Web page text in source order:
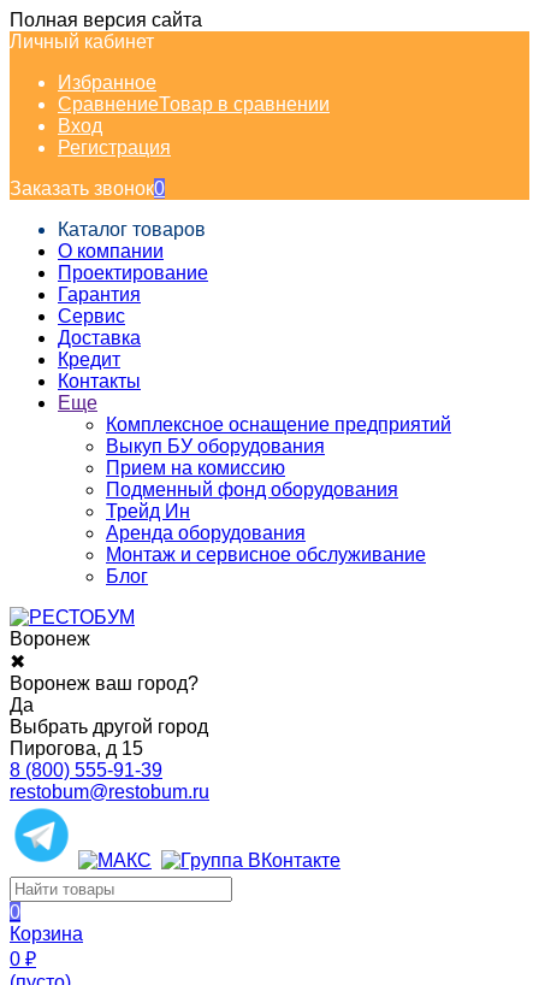
Полная версия сайта
Личный кабинет
Избранное
СравнениеТовар в сравнении
Вход
Регистрация
Заказать звонок0
Каталог товаров
О компании
Проектирование
Гарантия
Сервис
Доставка
Кредит
Контакты
Еще
Комплексное оснащение предприятий
Выкуп БУ оборудования
Прием на комиссию
Подменный фонд оборудования
Трейд Ин
Аренда оборудования
Монтаж и сервисное обслуживание
Блог
Воронеж
✖
Воронеж ваш город?
Да
Выбрать другой город
Пирогова, д 15
8 (800) 555-91-39
restobum@restobum.ru
0
Корзина
0 ₽